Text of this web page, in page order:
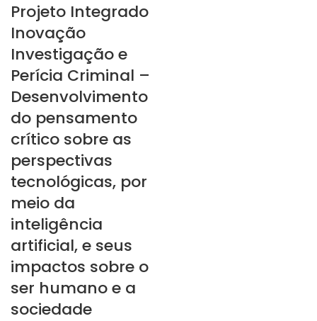
Projeto Integrado
Inovação
Investigação e
Perícia Criminal –
Desenvolvimento
do pensamento
crítico sobre as
perspectivas
tecnológicas, por
meio da
inteligência
artificial, e seus
impactos sobre o
ser humano e a
sociedade